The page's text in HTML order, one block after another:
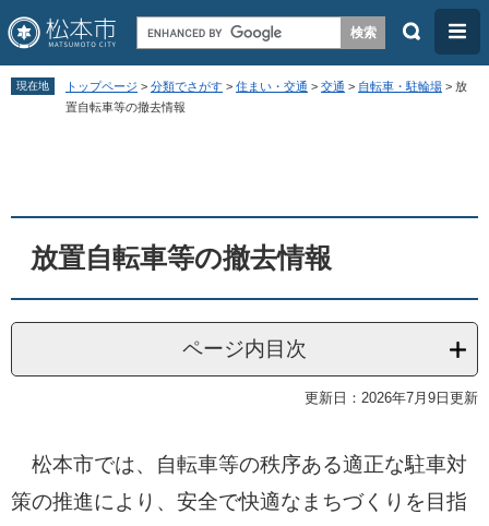
ペ
す
。
メ
し
て
検
メ
ニ
ュ
現在地 トップページ > 分類でさがす > 住まい・交通 > 交通 > 自転車・駐輪場 > 放
置自転車等の撤去情報
放置自転車等の撤去情報
ページ内目次
更新日：2026年7月9日更新
松本市では、自転車等の秩序ある適正な駐車対
策の推進により、安全で快適なまちづくりを目指